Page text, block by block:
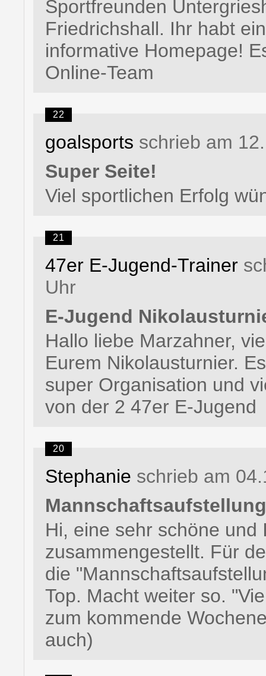
Sportfreunden
Friedrichshall. Ihr habt
informative Homepage!
Online-Team
22
goalsports schrieb am
Super Seite!
Viel sportlichen Erfolg
21
47er E-Jugend-Trainer
Uhr
E-Jugend
Hallo liebe Marzahner,
Eurem Nikolausturnier.
super Organisation und
von der 2 47er E-Jugend
20
Stephanie schrieb am
Mannschaftsaufstellung
Hi, eine sehr schöne
zusammengestellt. Für
die
Top. Macht weiter so.
zum kommende
auch)